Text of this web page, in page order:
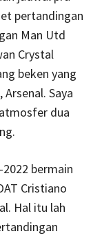
pertandingan
Man Utd
Crystal
beken yang
Saya
dua
bermain
Cristiano
Hal itu lah